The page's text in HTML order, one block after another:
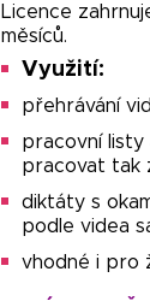
Licence
měsíců.
Využití:
přehrávání
pracovní listy
pracovat tak
diktáty s
podle videa
vhodné i pro